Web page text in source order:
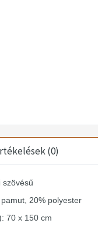
(0)
szövésű
20% polyester
70 x 150 cm